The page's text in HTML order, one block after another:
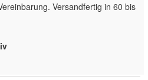
Versandfertig in 60 bis